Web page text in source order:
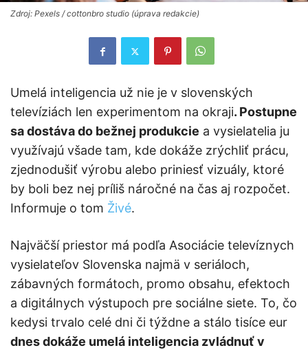
Zdroj: Pexels / cottonbro studio (úprava redakcie)
Umelá inteligencia už nie je v slovenských
televíziách len experimentom na okraji. Postupne
sa dostáva do bežnej produkcie a vysielatelia ju
využívajú všade tam, kde dokáže zrýchliť prácu,
zjednodušiť výrobu alebo priniesť vizuály, ktoré
by boli bez nej príliš náročné na čas aj rozpočet.
Informuje o tom Živé.
Najväčší priestor má podľa Asociácie televíznych
vysielateľov Slovenska najmä v seriáloch,
zábavných formátoch, promo obsahu, efektoch
a digitálnych výstupoch pre sociálne siete. To, čo
kedysi trvalo celé dni či týždne a stálo tisíce eur
dnes dokáže umelá inteligencia zvládnuť v